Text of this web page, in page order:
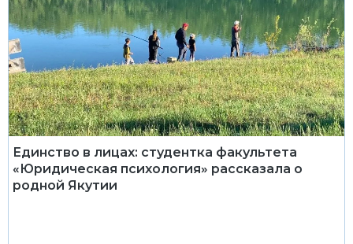
Единство в лицах: студентка факультета
«Юридическая психология» рассказала о
родной Якутии